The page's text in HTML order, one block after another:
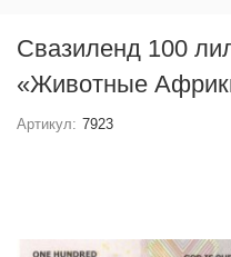
Свазиленд 100
«Животные
Артикул: 7923